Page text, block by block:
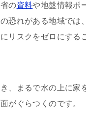
の資料や地盤情報ポ
恐れがある地域では
リスクをゼロにする
、まるで水の上に家
がぐらつくのです。